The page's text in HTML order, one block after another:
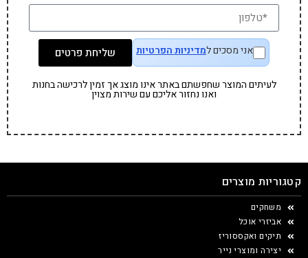
אני מסכים למדיניות הפרטיות שליחת פרטים
לעיתים המוצר שחפשתם באתר אינו מוצג אך זמין לרכישה בחנות
ואנו נחזור אליכם עם שירות מצוין
קטגוריות מוצרים
משחקים
אביזרי אוכל
תיקים ואקססוריז
יצירה ומוצרי נייר